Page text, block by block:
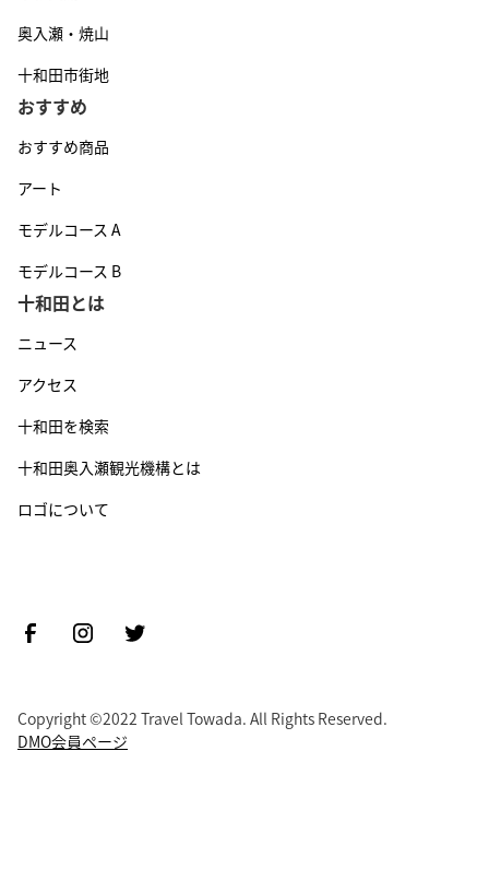
奥入瀬・焼山
十和田市街地
おすすめ
おすすめ商品
アート
モデルコース A
モデルコース B
十和田とは
ニュース
アクセス
十和田を検索
十和田奥入瀬観光機構とは
ロゴについて
Copyright ©2022 Travel Towada. All Rights Reserved.
DMO会員ページ